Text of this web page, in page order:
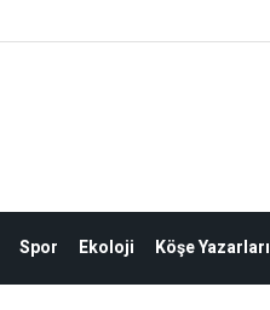
Spor Ekoloji Köşe Yazarları